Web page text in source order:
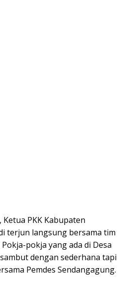
PKK Kabupaten
terjun langsung bersama tim
pokja yang ada di Desa
dengan sederhana tapi
Pemdes Sendangagung.